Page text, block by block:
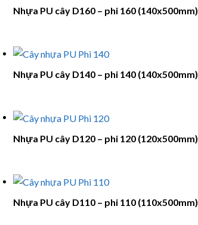
Nhựa PU cây D160 – phi 160 (140x500mm)
Nhựa PU cây D140 – phi 140 (140x500mm)
Nhựa PU cây D120 – phi 120 (120x500mm)
Nhựa PU cây D110 – phi 110 (110x500mm)